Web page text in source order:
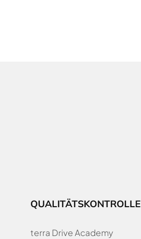
QUALITÄTSKONTROLLE
terra Drive Academy